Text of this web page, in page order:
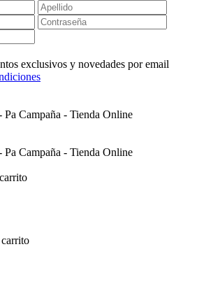
exclusivos y novedades por email